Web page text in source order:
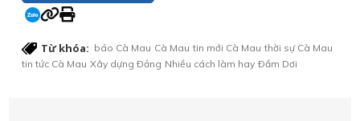
Từ khóa: báo Cà Mau Cà Mau tin mới Cà Mau thời sự Cà Mau
tin tức Cà Mau Xây dựng Ðảng Nhiều cách làm hay Ðầm Dơi